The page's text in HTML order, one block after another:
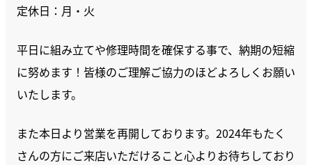
定休日：月・火
平日に組み立てや修理時間を確保する事で、納期の短縮
に努めます！皆様のご理解ご協力のほどよろしくお願い
いたします。
また本日より営業を再開しております。2024年もたく
さんの方にご来店いただけること心よりお待ちしており